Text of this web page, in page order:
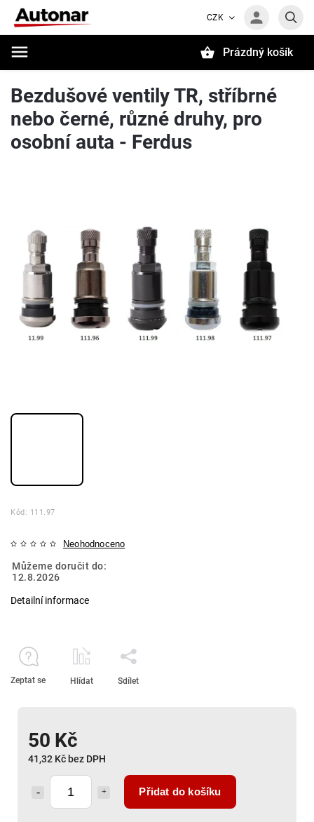
CZK
Prázdný košík
Bezdušové ventily TR, stříbrné
nebo černé, různé druhy, pro
osobní auta - Ferdus
Kód: 111.97
Neohodnoceno
50 Kč
41,32 Kč bez DPH
Přidat do košíku
Můžeme doručit do:
12.8.2026
Detailní informace
Zeptat se Hlídat Sdílet